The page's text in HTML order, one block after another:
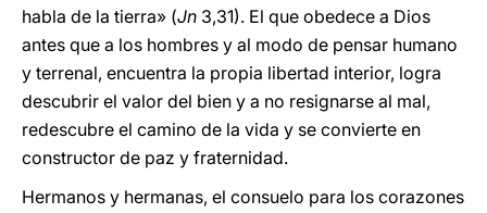
habla de la tierra» (Jn 3,31). El que obedece a Dios
antes que a los hombres y al modo de pensar humano
y terrenal, encuentra la propia libertad interior, logra
descubrir el valor del bien y a no resignarse al mal,
redescubre el camino de la vida y se convierte en
constructor de paz y fraternidad.
Hermanos y hermanas, el consuelo para los corazones